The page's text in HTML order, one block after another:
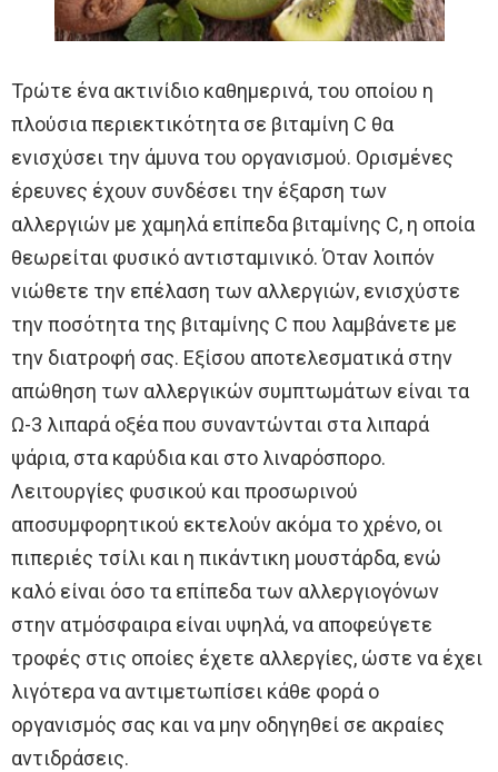
Τρώτε ένα ακτινίδιο καθημερινά, του οποίου η
πλούσια περιεκτικότητα σε βιταμίνη C θα
ενισχύσει την άμυνα του οργανισμού. Ορισμένες
έρευνες έχουν συνδέσει την έξαρση των
αλλεργιών με χαμηλά επίπεδα βιταμίνης C, η οποία
θεωρείται φυσικό αντισταμινικό. Όταν λοιπόν
νιώθετε την επέλαση των αλλεργιών, ενισχύστε
την ποσότητα της βιταμίνης C που λαμβάνετε με
την διατροφή σας. Εξίσου αποτελεσματικά στην
απώθηση των αλλεργικών συμπτωμάτων είναι τα
Ω-3 λιπαρά οξέα που συναντώνται στα λιπαρά
ψάρια, στα καρύδια και στο λιναρόσπορο.
Λειτουργίες φυσικού και προσωρινού
αποσυμφορητικού εκτελούν ακόμα το χρένο, οι
πιπεριές τσίλι και η πικάντικη μουστάρδα, ενώ
καλό είναι όσο τα επίπεδα των αλλεργιογόνων
στην ατμόσφαιρα είναι υψηλά, να αποφεύγετε
τροφές στις οποίες έχετε αλλεργίες, ώστε να έχει
λιγότερα να αντιμετωπίσει κάθε φορά ο
οργανισμός σας και να μην οδηγηθεί σε ακραίες
αντιδράσεις.